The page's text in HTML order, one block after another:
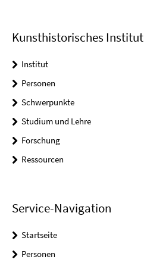
Kunsthistorisches Institut
Institut
Personen
Schwerpunkte
Studium und Lehre
Forschung
Ressourcen
Service-Navigation
Startseite
Personen